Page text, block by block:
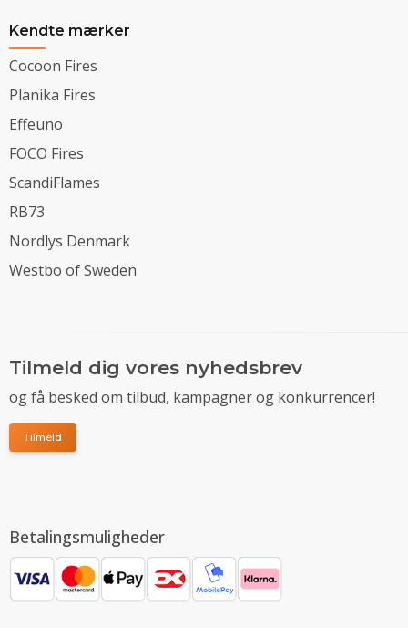
Kendte mærker
Cocoon Fires
Planika Fires
Effeuno
FOCO Fires
ScandiFlames
RB73
Nordlys Denmark
Westbo of Sweden
Tilmeld dig vores nyhedsbrev
og få besked om tilbud, kampagner og konkurrencer!
Tilmeld
Betalingsmuligheder